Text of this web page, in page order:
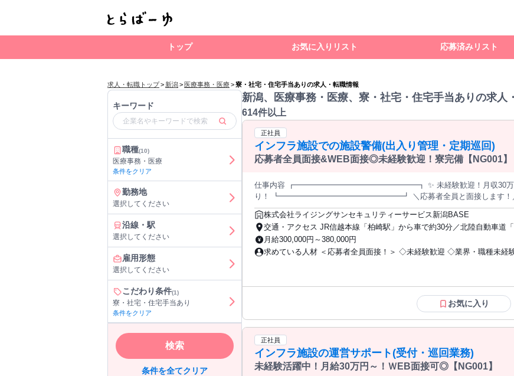
トップ お気に入りリスト 応募済みリスト
求人・転職トップ> 新潟>医療事務・医療>寮・社宅・住宅手当ありの求人・転職情報
キーワード
職種(10)
医療事務・医療
条件をクリア
勤務地
選択してください
沿線・駅
選択してください
雇用形態
選択してください
こだわり条件(1)
寮・社宅・住宅手当あり
条件をクリア
検索
条件を全てクリア
新潟、医療事務・医療、寮・社宅・住宅手当ありの求人
614件以上
正社員
インフラ施設での施設警備(出入り管理・定期巡回)
応募者全員面接&WEB面接◎未経験歓迎！寮完備【NG001】
仕事内容 ┏━━━━━━━━━━━━━━━━┓ ✨ 未経験歓迎！月収30万円スタート ✨ 家賃・光熱
り！ ┗━━━━━━━━━━━━━━━━┛ ＼応募者全員と面接します！／ 「地元を離れて働きたい」 「生活費を抑
えて貯金したい」 「体に無理なく長く働きたい」 そんな方に選ばれている施設警備のお仕事です。
━━━━━━━━━━━━━━━ ＜⭐当社で働くメリットをご紹介⭐＞ ✅月収30万円～！ ✅入社祝い金5万円支給 ✅家
賃・光熱費無料の個室寮完備 ✅車通勤OK ✅寮から勤務地まで無料送迎あ
回数不問 ✅女性・40代・50代・60代も活躍中 ━━━━━━━━━━━━━━━ 【仕事内容】 ●受付・出入り管理 ●施
設内の巡回 ●モニター監視 など 力仕事や危険な業務はありません。 決められた手順に沿って確認を行うため、 未経験
毎月の固定費を抑えられるので、 「貯金したい」 「新生活を始めたい」
離れて落ち着いて働きたい」 「自然の多い場所で暮らしたい」 そんな方
は釣り・キャンプ・ドライブ・温泉など、 ゆったり過ごせる環境です。 新鮮な海鮮、お米、日本酒など 食べ物がおい
しいことも魅力♪ 自然に囲まれながら、 仕事も生活も充実できます。 ━━━━━━━━━━━━━━━ ＜⭐未経験で
も安心！⭐＞ 入社後は研修からスタート。 ◎法定研修あり（21時間） ◎研修中も給与支給（20,055円支給） ◎現場で
株式会社ライジングサンセキュリティーサービス新潟BASE
交通・アクセス JR信越本線「柏崎駅」から車で約30分／北陸自動車道
車で約15分
月給300,000円～380,000円
求めている人材 ＜応募者全員面接！＞ ◇未経験歓迎 ◇業界・職種未経
い方 ・環境を変えてイチからスタートしたい方 ＜様々な前職からの転職者多数！＞
営業、事務、コンビニの店員、倉庫内の作業員、 飲食店スタッフ、アパ
フ、公務員など 様々な業界・職種から転職してきたメンバーが活躍中！ ＜以下の方は
即戦力！＞ 施設警備、夜勤警備、施設管理、駐車場警備、 大学警備、
のご経験をお持ちの方。 短期・単発のアルバイトで警備のご経験がある
年齢の条件と理由：あり（例外事由2号・18歳以上（警備業法の規定によ
お気に入り
正社員
インフラ施設の運営サポート(受付・巡回業務)
未経験活躍中！月給30万円～！ＷEB面接可◎【NG001】